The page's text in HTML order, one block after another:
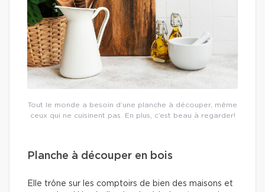
Tout le monde a besoin d’une planche à découper, même
ceux qui ne cuisinent pas. En plus, c’est beau à regarder!
Planche à découper en bois
Elle trône sur les comptoirs de bien des maisons et